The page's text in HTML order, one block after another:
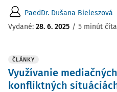
PaedDr. Dušana Bieleszová
Vydané: 28. 6. 2025 / 5 minút
ČLÁNKY
Využívanie
konfliktných